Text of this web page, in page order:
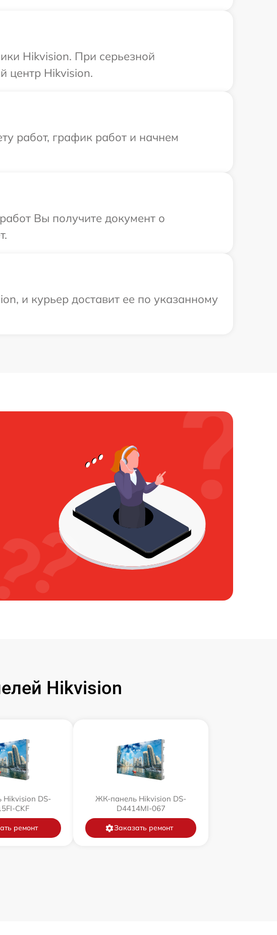
Hikvision. При серьезной
центр Hikvision.
работ, график работ и начнем
Вы получите документ о
и курьер доставит ее по указанному
Hikvision
DS-
CKF
ремонт
ЖК-панель Hikvision DS-
D4414MI-067
Заказать ремонт